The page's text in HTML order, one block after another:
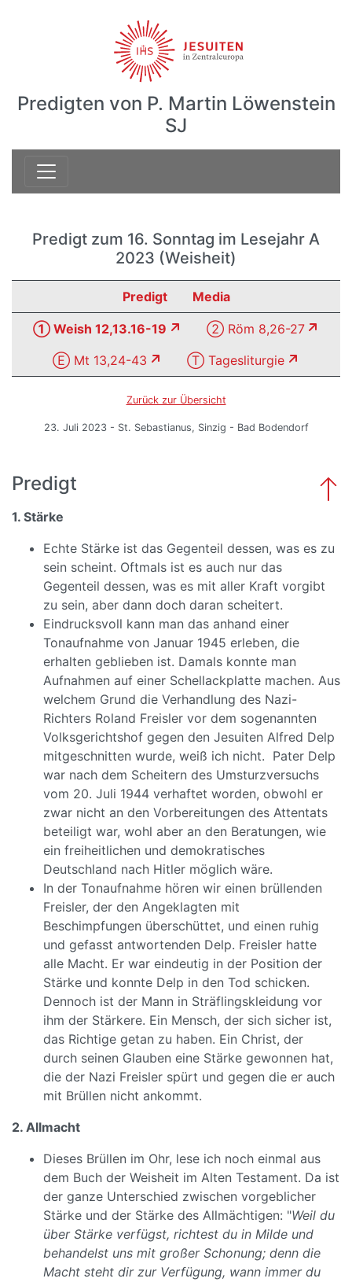
Predigten von P. Martin Löwenstein
SJ
Predigt zum 16. Sonntag im Lesejahr A
2023 (Weisheit)
Predigt Media
① Weish 12,13.16-19
② Röm 8,26-27
Ⓔ Mt 13,24-43
Ⓣ Tagesliturgie
Zurück zur Übersicht
23. Juli 2023 - St. Sebastianus, Sinzig - Bad Bodendorf
Predigt
1. Stärke
Echte Stärke ist das Gegenteil dessen, was es zu
sein scheint. Oftmals ist es auch nur das
Gegenteil dessen, was es mit aller Kraft vorgibt
zu sein, aber dann doch daran scheitert.
Eindrucksvoll kann man das anhand einer
Tonaufnahme von Januar 1945 erleben, die
erhalten geblieben ist. Damals konnte man
Aufnahmen auf einer Schellackplatte machen. Aus
welchem Grund die Verhandlung des Nazi-
Richters Roland Freisler vor dem sogenannten
Volksgerichtshof gegen den Jesuiten Alfred Delp
mitgeschnitten wurde, weiß ich nicht. Pater Delp
war nach dem Scheitern des Umsturzversuchs
vom 20. Juli 1944 verhaftet worden, obwohl er
zwar nicht an den Vorbereitungen des Attentats
beteiligt war, wohl aber an den Beratungen, wie
ein freiheitlichen und demokratisches
Deutschland nach Hitler möglich wäre.
In der Tonaufnahme hören wir einen brüllenden
Freisler, der den Angeklagten mit
Beschimpfungen überschüttet, und einen ruhig
und gefasst antwortenden Delp. Freisler hatte
alle Macht. Er war eindeutig in der Position der
Stärke und konnte Delp in den Tod schicken.
Dennoch ist der Mann in Sträflingskleidung vor
ihm der Stärkere. Ein Mensch, der sich sicher ist,
das Richtige getan zu haben. Ein Christ, der
durch seinen Glauben eine Stärke gewonnen hat,
die der Nazi Freisler spürt und gegen die er auch
mit Brüllen nicht ankommt.
2. Allmacht
Dieses Brüllen im Ohr, lese ich noch einmal aus
dem Buch der Weisheit im Alten Testament. Da ist
der ganze Unterschied zwischen vorgeblicher
Stärke und der Stärke des Allmächtigen: "Weil du
über Stärke verfügst, richtest du in Milde und
behandelst uns mit großer Schonung; denn die
Macht steht dir zur Verfügung, wann immer du